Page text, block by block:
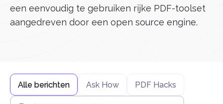
een eenvoudig te gebruiken rijke PDF-toolset
aangedreven door een open source engine.
Alle berichten Ask How PDF Hacks